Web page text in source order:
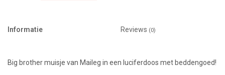
Informatie Reviews (0)
Big brother muisje van Maileg in een luciferdoos met beddengoed!